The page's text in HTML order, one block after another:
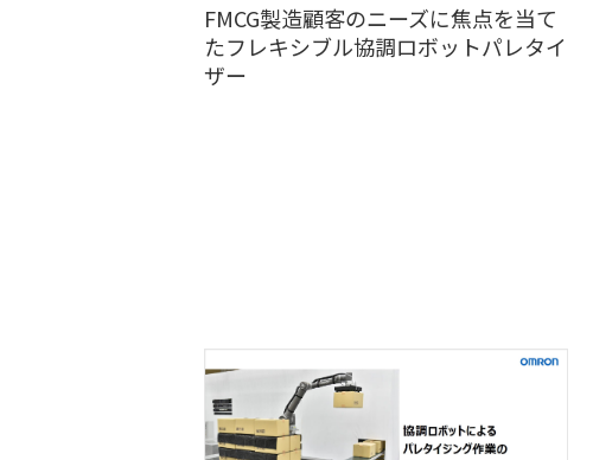
FMCG製造顧客のニーズに焦点を当て
たフレキシブル協調ロボットパレタイ
ザー